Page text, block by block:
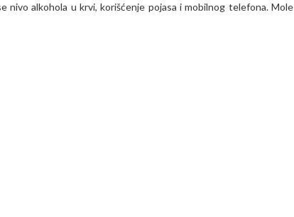
nivo alkohola u krvi, korišćenje pojasa i mobilnog telefona. Mole